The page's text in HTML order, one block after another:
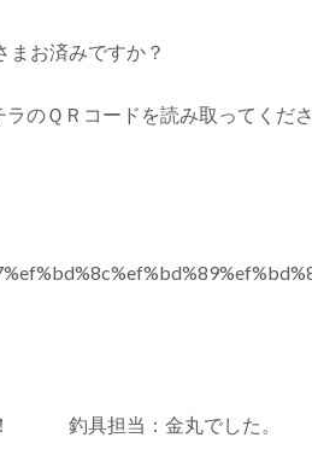
まお済みですか？
のＱＲコードを読み取ってくださ
！ 釣具担当：金丸でした。